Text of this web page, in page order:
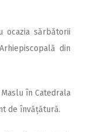
ocazia sărbătorii
din
în Catedrala
de învățătură.